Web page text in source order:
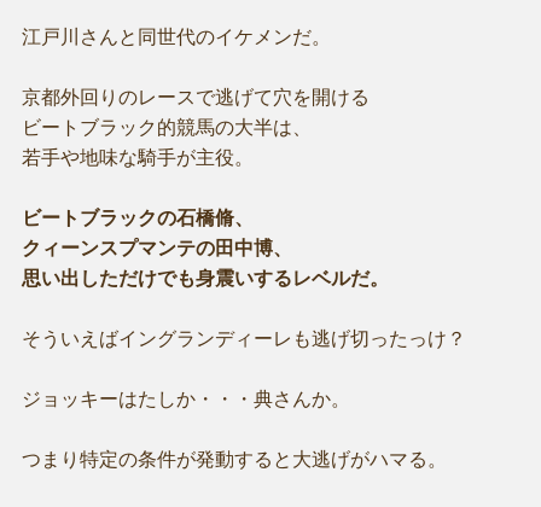
江戸川さんと同世代のイケメンだ。
京都外回りのレースで逃げて穴を開ける
ビートブラック的競馬の大半は、
若手や地味な騎手が主役。
ビートブラックの石橋脩、
クィーンスプマンテの田中博、
思い出しただけでも身震いするレベルだ。
そういえばイングランディーレも逃げ切ったっけ？
ジョッキーはたしか・・・典さんか。
つまり特定の条件が発動すると大逃げがハマる。